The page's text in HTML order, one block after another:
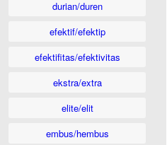
durian/duren
efektif/efektip
efektifitas/efektivitas
ekstra/extra
elite/elit
embus/hembus